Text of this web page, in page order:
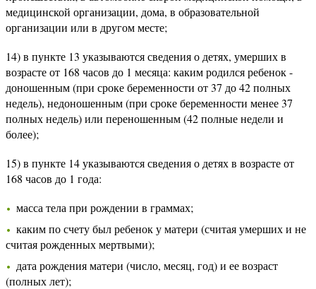
медицинской организации, дома, в образовательной
организации или в другом месте;
14) в пункте 13 указываются сведения о детях, умерших в
возрасте от 168 часов до 1 месяца: каким родился ребенок -
доношенным (при сроке беременности от 37 до 42 полных
недель), недоношенным (при сроке беременности менее 37
полных недель) или переношенным (42 полные недели и
более);
15) в пункте 14 указываются сведения о детях в возрасте от
168 часов до 1 года:
масса тела при рождении в граммах;
каким по счету был ребенок у матери (считая умерших и не
считая рожденных мертвыми);
дата рождения матери (число, месяц, год) и ее возраст
(полных лет);